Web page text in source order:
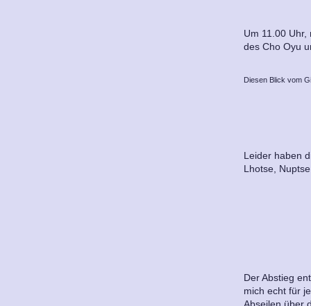
Um 11.00
des Cho Oyu
Diesen Blick vom
Leider haben
Lhotse,
Der Abstieg
mich echt für